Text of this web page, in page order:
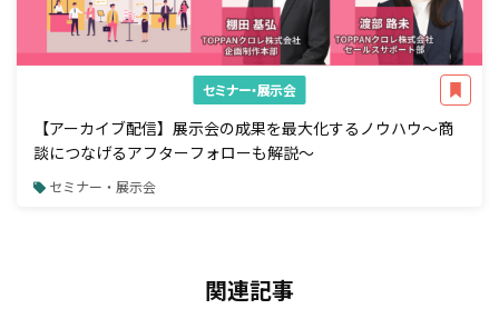
セミナー・展示会
【アーカイブ配信】展示会の成果を最大化するノウハウ～商
談につなげるアフターフォローも解説～
セミナー・展示会
関連記事